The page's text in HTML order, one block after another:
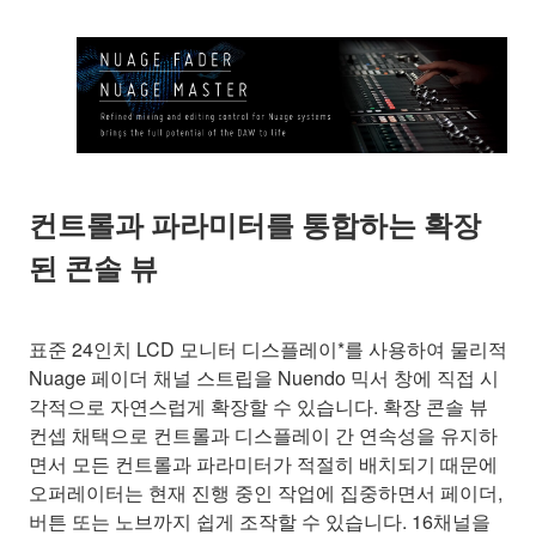
컨트롤과 파라미터를 통합하는 확장
된 콘솔 뷰
표준 24인치 LCD 모니터 디스플레이*를 사용하여 물리적
Nuage 페이더 채널 스트립을 Nuendo 믹서 창에 직접 시
각적으로 자연스럽게 확장할 수 있습니다. 확장 콘솔 뷰
컨셉 채택으로 컨트롤과 디스플레이 간 연속성을 유지하
면서 모든 컨트롤과 파라미터가 적절히 배치되기 때문에
오퍼레이터는 현재 진행 중인 작업에 집중하면서 페이더,
버튼 또는 노브까지 쉽게 조작할 수 있습니다. 16채널을